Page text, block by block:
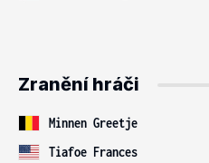
Zranění hráči
Minnen Greetje
Tiafoe Frances